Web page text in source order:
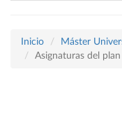
Inicio
Máster
Asignaturas del